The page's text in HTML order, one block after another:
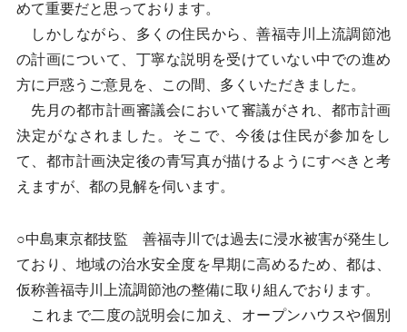
めて重要だと思っております。
しかしながら、多くの住民から、善福寺川上流調節池
の計画について、丁寧な説明を受けていない中での進め
方に戸惑うご意見を、この間、多くいただきました。
先月の都市計画審議会において審議がされ、都市計画
決定がなされました。そこで、今後は住民が参加をし
て、都市計画決定後の青写真が描けるようにすべきと考
えますが、都の見解を伺います。
○中島東京都技監 善福寺川では過去に浸水被害が発生し
ており、地域の治水安全度を早期に高めるため、都は、
仮称善福寺川上流調節池の整備に取り組んでおります。
これまで二度の説明会に加え、オープンハウスや個別